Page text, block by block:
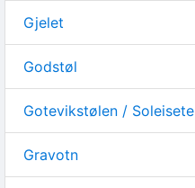
Gjelet
Godstøl
Gotevikstølen / Soleisete
Gravotn